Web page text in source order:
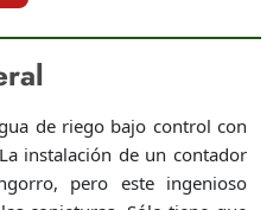
de riego bajo control con
instalación de un contador
pero este ingenioso